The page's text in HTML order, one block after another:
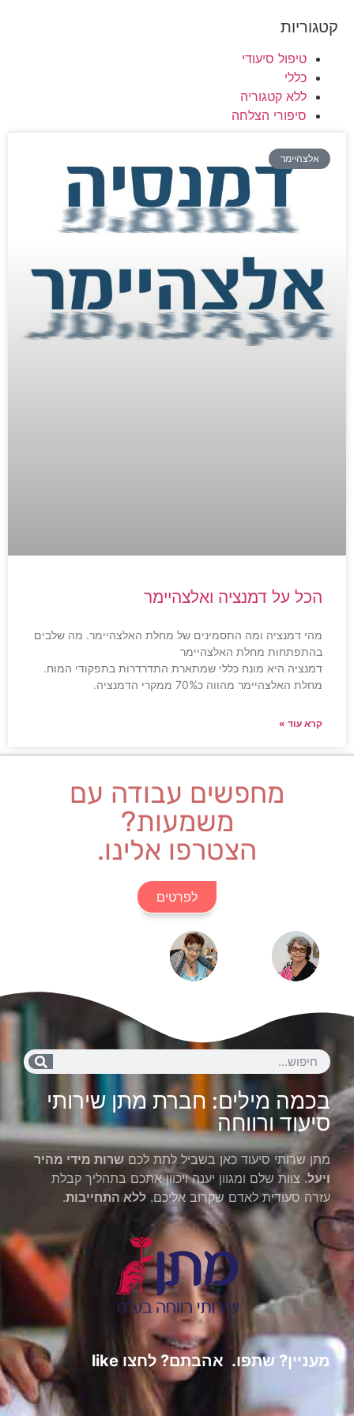
קטגוריות
טיפול סיעודי
כללי
ללא קטגוריה
סיפורי הצלחה
אלצהיימר
הכל על דמנציה ואלצהיימר
מהי דמנציה ומה התסמינים של מחלת האלצהיימר. מה שלבים
בהתפתחות מחלת האלצהיימר
דמנציה היא מונח כללי שמתארת התדרדרות בתפקודי המוח.
מחלת האלצהיימר מהווה כ70% ממקרי הדמנציה.
קרא עוד »
מחפשים עבודה עם
משמעות?
הצטרפו אלינו.
לפרטים
בכמה מילים: חברת מתן שירותי
סיעוד ורווחה
מתן שרותי סיעוד כאן בשביל לתת לכם שרות מידי מהיר
ויעל. צוות שלם ומגוון יענה ויכוון אתכם בתהליך קבלת
עזרה סעודית לאדם שקרוב אליכם.ללא התחייבות.
מעניין? שתפו. אהבתם? לחצו like